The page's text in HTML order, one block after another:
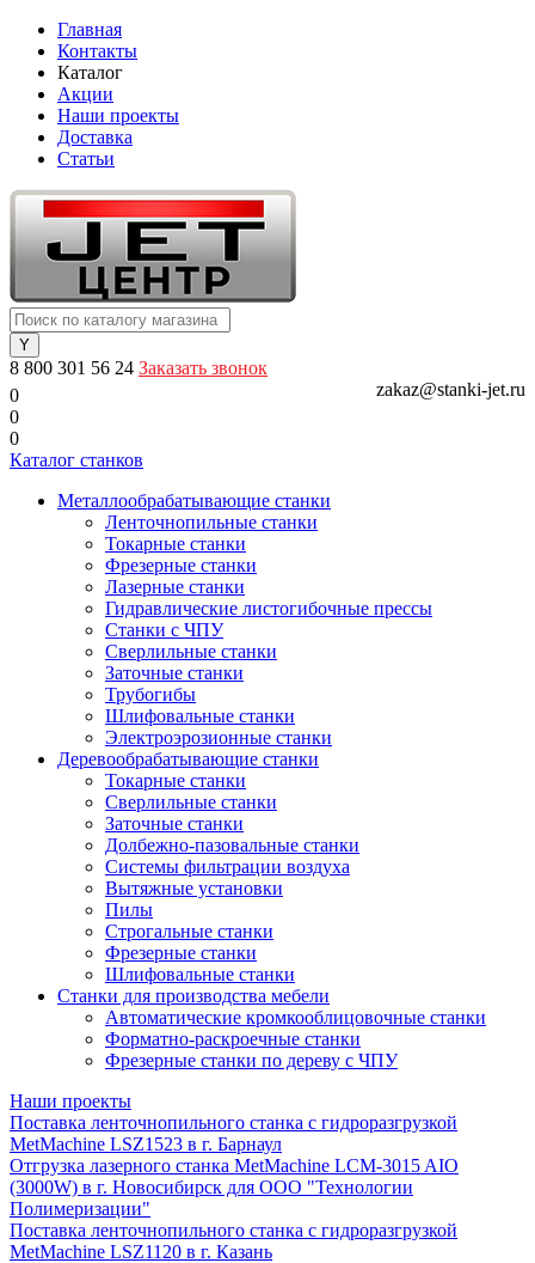
Главная
Контакты
Каталог
Акции
Наши проекты
Доставка
Статьи
8 800 301 56 24 Заказать звонок
zakaz@stanki-jet.ru
0
0
0
Каталог станков
Металлообрабатывающие станки
Ленточнопильные станки
Токарные станки
Фрезерные станки
Лазерные станки
Гидравлические листогибочные прессы
Станки с ЧПУ
Сверлильные станки
Заточные станки
Трубогибы
Шлифовальные станки
Электроэрозионные станки
Деревообрабатывающие станки
Токарные станки
Сверлильные станки
Заточные станки
Долбежно-пазовальные станки
Системы фильтрации воздуха
Вытяжные установки
Пилы
Строгальные станки
Фрезерные станки
Шлифовальные станки
Станки для производства мебели
Автоматические кромкооблицовочные станки
Форматно-раскроечные станки
Фрезерные станки по дереву с ЧПУ
Наши проекты
Поставка ленточнопильного станка c гидроразгрузкой
MetMachine LSZ1523 в г. Барнаул
Отгрузка лазерного станка MetMachine LCM-3015 AIO
(3000W) в г. Новосибирск для ООО "Технологии
Полимеризации"
Поставка ленточнопильного станка c гидроразгрузкой
MetMachine LSZ1120 в г. Казань